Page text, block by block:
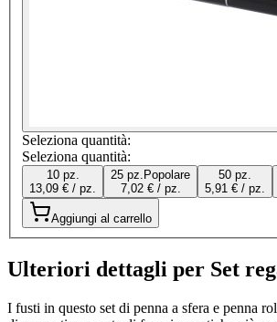
Seleziona quantità:
Seleziona quantità:
10 pz.
13,09 € / pz.
25 pz. Popolare
7,02 € / pz.
50 pz.
5,91 € / pz.
Aggiungi al carrello
Ulteriori dettagli per Set
I fusti in questo set di penna a sfera e penna